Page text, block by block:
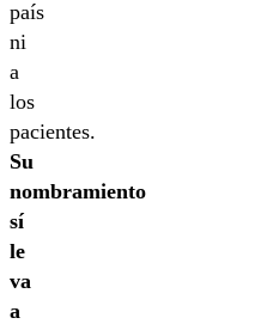
país
ni
a
los
pacientes.
Su
nombramiento
sí
le
va
a